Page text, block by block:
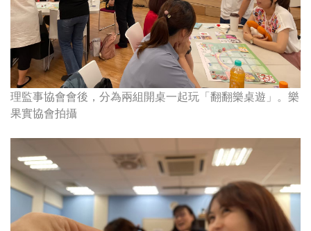
理監事協會會後，分為兩組開桌一起玩「翻翻樂桌遊」。樂
果實協會拍攝